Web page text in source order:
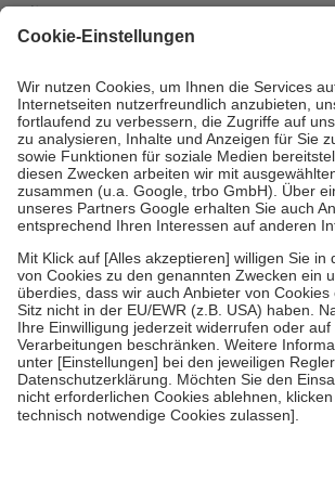
mit.
Grundsätzlich leisten Mitglieder Zuzahlungen in
höchstens zehn Euro.
Es sind jedoch nie mehr
Kosten der Leistung zu entrichten.
Diese Regeln gelten grundsätzlich auch für
Bei Heilmitteln und häuslicher Krankenpflege
Zuzahlung zehn Prozent der Kosten sowie
Verordnung.
Um das Engagement der Versicherten für ihre
stärken und die besondere Stellung der Familie
fallenkeine Zuzahlungenan bei:
• Kindern und Jugendlichen bis zum
mit Ausnahme der Fahrkosten
• Untersuchungen zur Vorsorge und
GKV getragen werden
• empfohlenen Schutzimpfungen
• Harn- und Blutteststreifen